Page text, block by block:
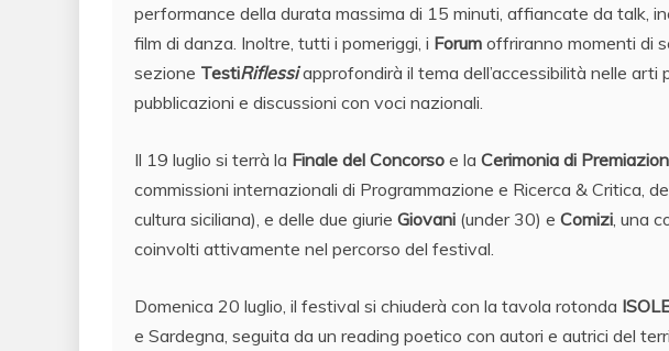
performance della durata massima di 15 minuti, affiancate da talk,
film di danza. Inoltre, tutti i pomeriggi, i Forum offriranno momenti di
sezione TestiRiflessiapprofondirà il tema dell’accessibilità nelle
pubblicazioni e discussioni con voci nazionali.
Il 19 luglio si terrà la Finale del Concorso e la Cerimonia di
commissioni internazionali di Programmazione e Ricerca & Critica,
cultura siciliana), e delle due giurie Giovani (under 30) e Comizi , una
coinvolti attivamente nel percorso del festival.
Domenica 20 luglio, il festival si chiuderà con la tavola rotonda
e Sardegna, seguita da un reading poetico con autori e autrici del